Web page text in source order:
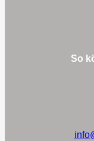
So